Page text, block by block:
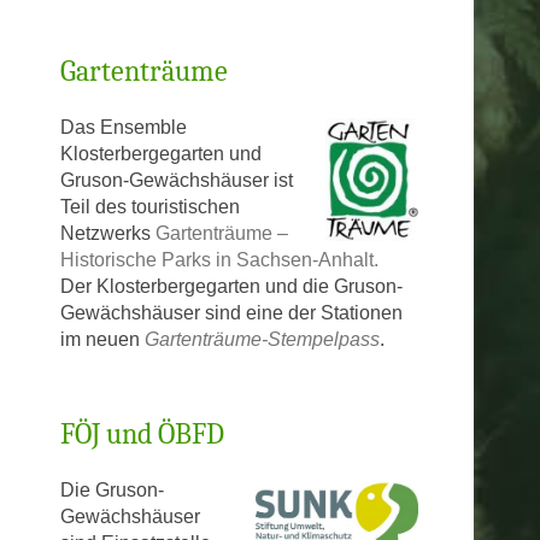
Gartenträume
Das Ensemble
Klosterbergegarten und
Gruson-Gewächshäuser ist
Teil des touristischen
Netzwerks Gartenträume –
Historische Parks in Sachsen-Anhalt.
Der Klosterbergegarten und die Gruson-
Gewächshäuser sind eine der Stationen
im neuen Gartenträume-Stempelpass.
FÖJ und ÖBFD
Die Gruson-
Gewächshäuser